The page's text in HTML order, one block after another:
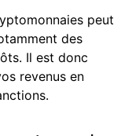
peut
des
Il est donc
revenus en